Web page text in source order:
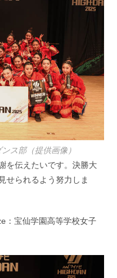
ス部（提供画像）
を伝えたいです。決勝大
せられるよう努力しま
：宝仙学園高等学校女子